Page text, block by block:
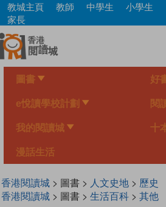
Skip
main
content
教城主頁 教師 中學生
小學生
家長
圖書 好
e悅讀學校計劃 閱
我的閱讀城 十
漫話生活
香港閱讀城> 圖書 > 人文史地> 歷史
香港閱讀城> 圖書 > 生活百科> 其他